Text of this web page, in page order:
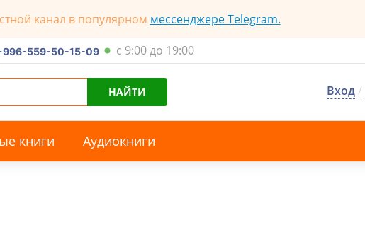
канал в популярном мессенджере Telegram.
559-50-15-09 с 9:00 до 19:00
НАЙТИ Вход/
книги Аудиокниги